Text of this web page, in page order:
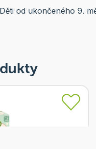
Děti od ukončeného 9.